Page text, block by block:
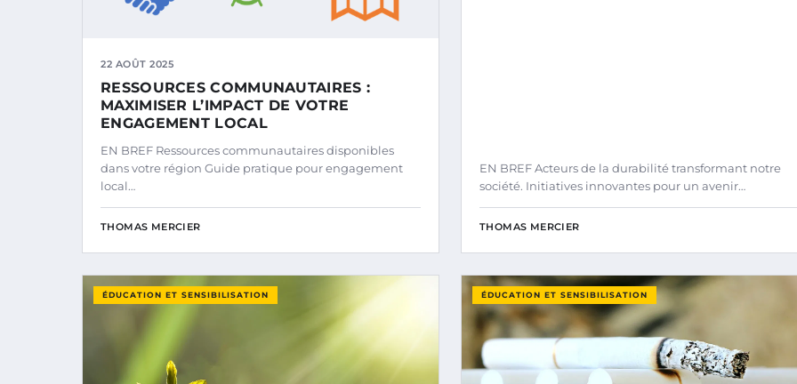
22 AOÛT 2025
RESSOURCES COMMUNAUTAIRES :
MAXIMISER L’IMPACT DE VOTRE
ENGAGEMENT LOCAL
EN BREF Ressources communautaires disponibles
dans votre région Guide pratique pour engagement
local…
THOMAS MERCIER
EN BREF Acteurs de la durabilité transformant notre
société. Initiatives innovantes pour un avenir…
THOMAS MERCIER
ÉDUCATION ET SENSIBILISATION ÉDUCATION ET SENSIBILISATION